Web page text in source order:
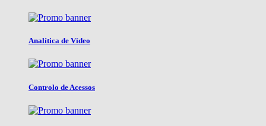
Analítica de Vídeo
Controlo de Acessos